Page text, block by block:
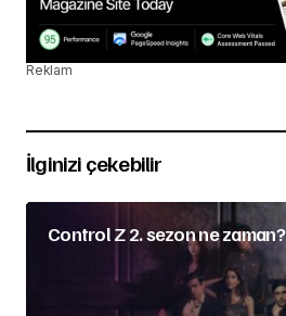
Reklam
İlginizi çekebilir
Control Z 2. sezon ne zaman?